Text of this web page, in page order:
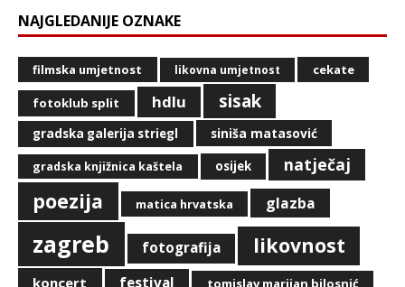
NAJGLEDANIJE OZNAKE
filmska umjetnost likovna umjetnost cekate
fotoklub split hdlu sisak
gradska galerija striegl siniša matasović
gradska knjižnica kaštela osijek natječaj
poezija matica hrvatska glazba
zagreb fotografija likovnost
koncert festival tomislav marijan bilosnić